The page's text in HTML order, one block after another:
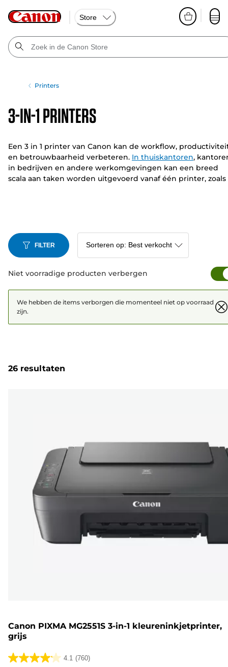
Store
Printers
3-in-1 printers
Een 3 in 1 printer van Canon kan de workflow,
en betrouwbaarheid verbeteren. In thuiskantoren,
in bedrijven en andere werkomgevingen kan een breed
scala aan taken worden uitgevoerd vanaf één printer, zoals
FILTER
Niet voorradige producten verbergen
We hebben de items verborgen die momenteel niet op voorraad
zijn.
26 resultaten
Canon PIXMA MG2551S 3-in-1 kleureninkjetprinter,
grijs
4.1 (760)
4.1